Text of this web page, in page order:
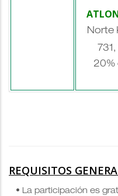
Norte
731,
20%
REQUISITOS
• La participación es